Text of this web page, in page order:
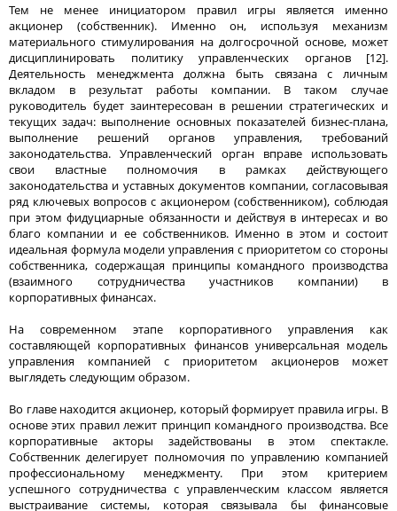
Тем не менее инициатором правил игры является именно
акционер (собственник). Именно он, используя механизм
материального стимулирования на долгосрочной основе, может
дисциплинировать политику управленческих органов [12].
Деятельность менеджмента должна быть связана с личным
вкладом в результат работы компании. В таком случае
руководитель будет заинтересован в решении стратегических и
текущих задач: выполнение основных показателей бизнес-плана,
выполнение решений органов управления, требований
законодательства. Управленческий орган вправе использовать
свои властные полномочия в рамках действующего
законодательства и уставных документов компании, согласовывая
ряд ключевых вопросов с акционером (собственником), соблюдая
при этом фидуциарные обязанности и действуя в интересах и во
благо компании и ее собственников. Именно в этом и состоит
идеальная формула модели управления с приоритетом со стороны
собственника, содержащая принципы командного производства
(взаимного сотрудничества участников компании) в
корпоративных финансах.
На современном этапе корпоративного управления как
составляющей корпоративных финансов универсальная модель
управления компанией с приоритетом акционеров может
выглядеть следующим образом.
Во главе находится акционер, который формирует правила игры. В
основе этих правил лежит принцип командного производства. Все
корпоративные акторы задействованы в этом спектакле.
Собственник делегирует полномочия по управлению компанией
профессиональному менеджменту. При этом критерием
успешного сотрудничества с управленческим классом является
выстраивание системы, которая связывала бы финансовые